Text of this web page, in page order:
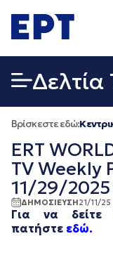
σε
περιεχόμενο
Δελτία
Βρίσκεστε εδώ:
ERT
TV Weekly
11/29/
ΔΗΜΟΣΙΕΥΣΗ21/11/25
Για να δείτε
πατήστε εδώ.